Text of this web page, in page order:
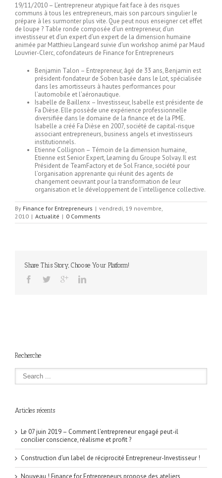
19/11/2010 – L’entrepreneur atypique fait face à des risques
communs à tous les entrepreneurs, mais son parcours singulier le
prépare à les surmonter plus vite. Que peut nous enseigner cet effet
de loupe ? Table ronde composée d’un entrepreneur, d’un
investisseur et d’un expert d’un expert de la dimension humaine
animée par Matthieu Langeard suivie d’un workshop animé par Maud
Louvrier-Clerc, cofondateurs de Finance for Entrepreneurs
Benjamin Talon – Entrepreneur, âgé de 33 ans, Benjamin est
président-fondateur de Soben basée dans le Lot, spécialisée
dans les amortisseurs à hautes performances pour
l’automobile et l’aéronautique.
Isabelle de Baillenx – Investisseur, Isabelle est présidente de
Fa Dièse. Elle possède une expérience professionnelle
diversifiée dans le domaine de la finance et de la PME.
Isabelle a créé Fa Dièse en 2007, société de capital-risque
associant entrepreneurs, business angels et investisseurs
institutionnels.
Etienne Collignon – Témoin de la dimension humaine,
Etienne est Senior Expert, Learning du Groupe Solvay. Il est
Président de TeamFactory et de Sol France, société pour
l’organisation apprenante qui réunit des agents de
changement oeuvrant pour la transformation de leur
organisation et le développement de l’intelligence collective.
By Finance for Entrepreneurs | vendredi, 19 novembre,
2010 | Actualité | 0 Comments
Share This Story, Choose Your Platform!
Recherche
Articles récents
Le 07 juin 2019 – Comment l’entrepreneur engagé peut-il
concilier conscience, réalisme et profit ?
Construction d’un label de réciprocité Entrepreneur-Investisseur !
Nouveau ! Finance for Entrepreneurs propose des ateliers